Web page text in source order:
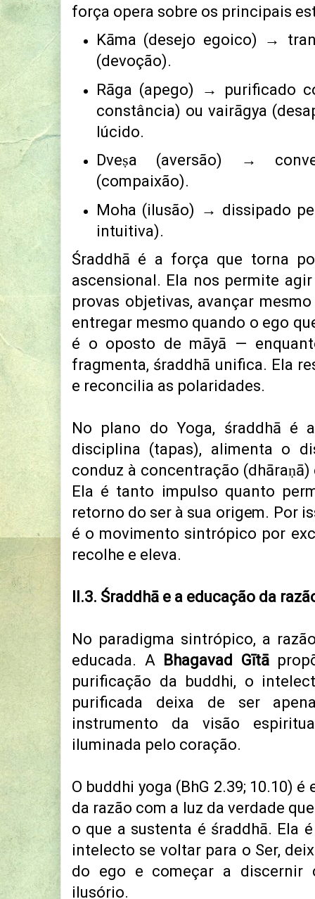
força opera sobre os principais
Kāma (desejo egoico) →
(devoção).
Rāga (apego) → purificado
constância) ou vairāgya
lúcido.
Dveṣa (aversão) →
(compaixão).
Moha (ilusão) → dissipado
intuitiva).
Śraddhā é a força que torna
ascensional. Ela nos permite
provas objetivas, avançar
entregar mesmo quando o ego
é o oposto de māyā —
fragmenta, śraddhā unifica. Ela
e reconcilia as polaridades.
No plano do Yoga, śraddhā é
disciplina (tapas), alimenta o
conduz à concentração
Ela é tanto impulso quanto
retorno do ser à sua origem. Por
é o movimento sintrópico por
recolhe e eleva.
II.3. Śraddhā e a educação da
No paradigma sintrópico, a
educada. A
Bhagavad Gītā
purificação da buddhi, o
purificada deixa de ser
instrumento da visão
iluminada pelo coração.
O buddhi yoga (BhG 2.39; 10.10)
da razão com a luz da verdade
o que a sustenta é śraddhā. Ela
intelecto se voltar para o Ser,
do ego e começar a discernir
ilusório.